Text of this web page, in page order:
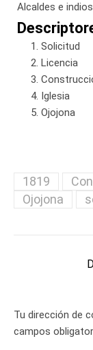
Alcaldes e
Solicitud
Licencia
Iglesia
Ojojona
1819
Ojojona
Tu dirección de
campos